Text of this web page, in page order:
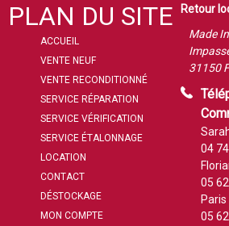
PLAN DU SITE
ACCUEIL
VENTE NEUF
VENTE RECONDITIONNÉ
SERVICE RÉPARATION
SERVICE VÉRIFICATION
SERVICE ÉTALONNAGE
LOCATION
CONTACT
DÉSTOCKAGE
MON COMPTE
Retour
Made
31150
04
05
Paris
05